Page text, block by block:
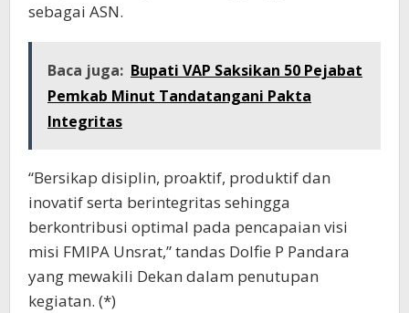
sebagai ASN.
Baca juga: Bupati VAP Saksikan 50 Pejabat
Pemkab Minut Tandatangani Pakta
Integritas
“Bersikap disiplin, proaktif, produktif dan
inovatif serta berintegritas sehingga
berkontribusi optimal pada pencapaian visi
misi FMIPA Unsrat,” tandas Dolfie P Pandara
yang mewakili Dekan dalam penutupan
kegiatan. (*)